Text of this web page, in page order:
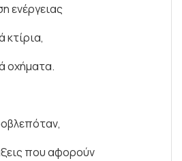
ενέργειας
κτίρια,
οχήματα.
που αφορούν